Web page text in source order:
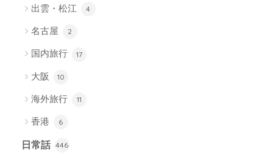
出雲・松江 4
名古屋 2
国内旅行 17
大阪 10
海外旅行 11
香港 6
日常話 446